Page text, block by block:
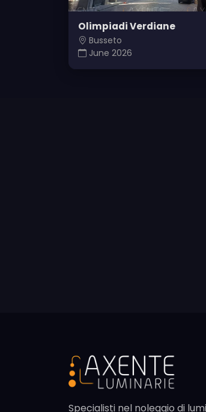
Olimpiadi Verdiane
Busseto
June 2026
Specialisti nel noleggio di